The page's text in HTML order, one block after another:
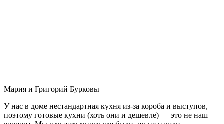
Мария и Григорий Бурковы
У нас в доме нестандартная кухня из-за короба и выступов,
поэтому готовые кухни (хоть они и дешевле) — это не наш